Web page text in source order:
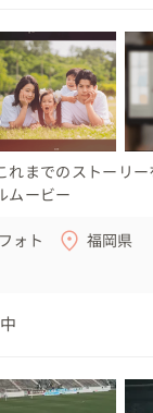
れまでのストーリ
ムービー
ォト
福岡県